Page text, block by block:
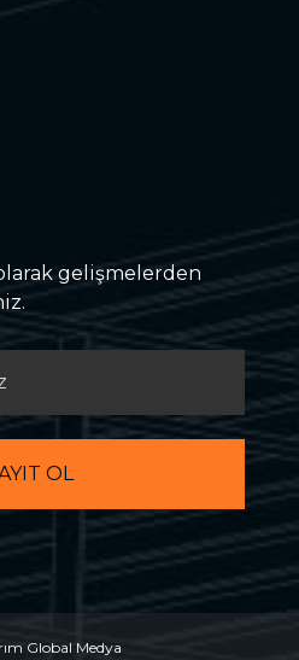
gelişmelerden
Global Medya